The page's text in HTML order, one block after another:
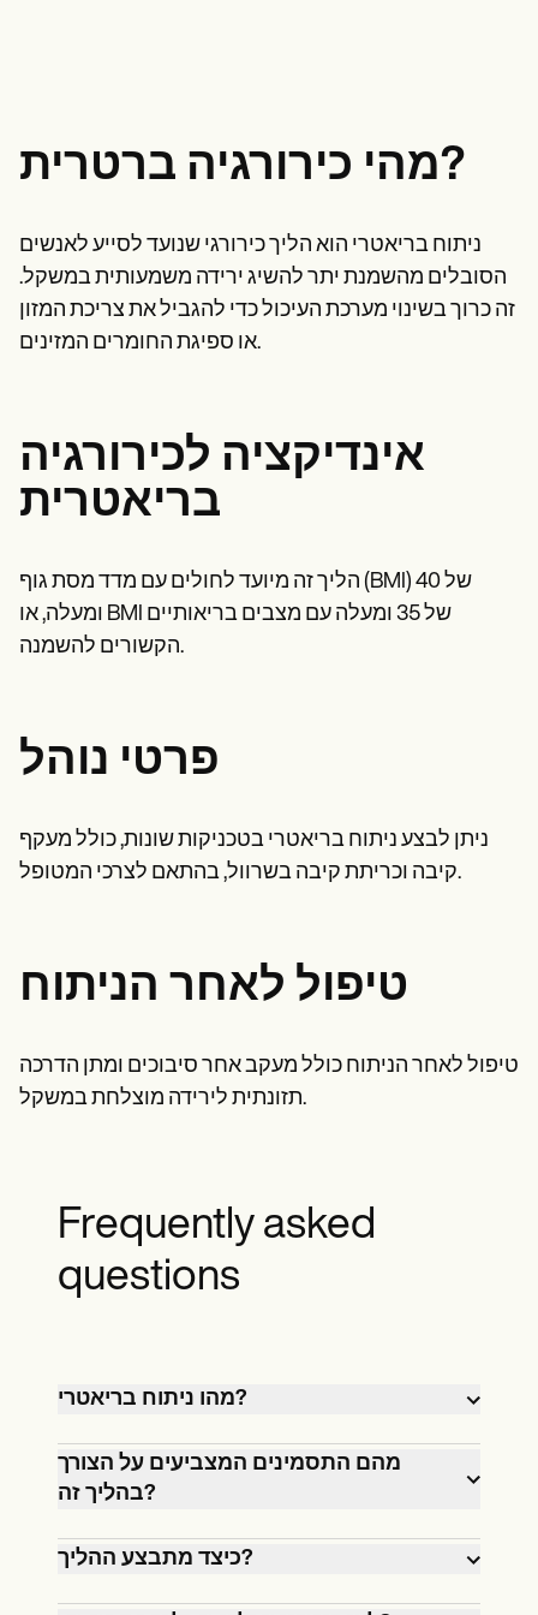
מטפלים בעיסוי
מרפאים בעיסוק
מדריכי משאבים
השוואה
מדריכי אפליקציות
תבניות
קודי ICD
תבנית תוכנית טיפול
Informed Consent Form
Social Work Treatment Plans
DAR Note Template
Demos
Training Hub
Webinars
Switch to Carepatron
Login
Get started
מהי כירורגיה ברטרית?
ניתוח בריאטרי הוא הליך כירורגי שנועד לסייע לאנשים
הסובלים מהשמנת יתר להשיג ירידה משמעותית במשקל.
זה כרוך בשינוי מערכת העיכול כדי להגביל את צריכת המזון
או ספיגת החומרים המזינים.
אינדיקציה לכירורגיה
בריאטרית
הליך זה מיועד לחולים עם מדד מסת גוף (BMI) של 40
ומעלה, או BMI של 35 ומעלה עם מצבים בריאותיים
הקשורים להשמנה.
פרטי נוהל
ניתן לבצע ניתוח בריאטרי בטכניקות שונות, כולל מעקף
קיבה וכריתת קיבה בשרוול, בהתאם לצרכי המטופל.
טיפול לאחר הניתוח
טיפול לאחר הניתוח כולל מעקב אחר סיבוכים ומתן הדרכה
תזונתית לירידה מוצלחת במשקל.
Frequently asked
questions
מהו ניתוח בריאטרי?
ניתוח בריאטרי הוא הליך המסייע בירידה
במשקל.
מהם התסמינים המצביעים על הצורך
בהליך זה?
התסמינים כוללים בעיות בריאותיות
כיצד מתבצע ההליך?